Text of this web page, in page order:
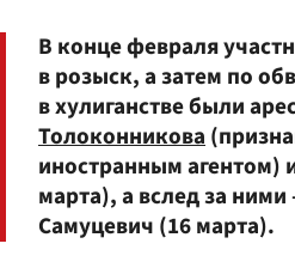
В конце февраля
в розыск, а затем по
в хулиганстве были
Толоконникова
иностранным агентом)
марта), а вслед за
Самуцевич (16 марта).